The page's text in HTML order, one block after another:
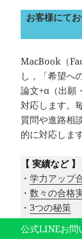
公式LINEお問
お客様にて
MacBook（
し，「希望へ
論文+α（出願
対応します。
質問や進路相
的に対応しま
【 実績など 】
・学力アップ
・数々の合格
・ 3つの秘策
・オンライン
・受験コンサ